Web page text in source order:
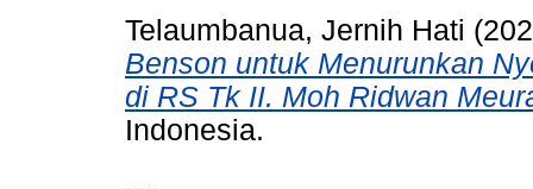
Telaumbanua, Jernih Hati
Benson untuk Menurunkan
di RS Tk II. Moh Ridwan
Indonesia.